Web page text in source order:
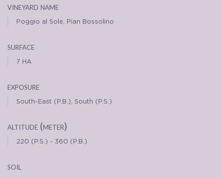
vineyard name
Poggio al Sole, Pian Bossolino
surface
7 HA
exposure
South-East (P.B.), South (P.S.)
altitude (meter)
220 (P.S.) - 360 (P.B.)
soil